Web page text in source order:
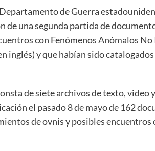
de Guerra
de una segunda partida de
con Fenómenos Anómalos
inglés) y que habían sido
de siete archivos de texto, video
el pasado 8 de mayo de 162
de ovnis y posibles encuentros